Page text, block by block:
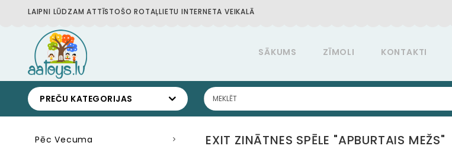
LAIPNI LŪDZAM ATTĪSTOŠO ROTAĻLIETU INTERNETA VEIKALĀ
SĀKUMS ZĪMOLI KONTAKTI
PREČU KATEGORIJAS
Pēc Vecuma
EXIT ZINĀTNES SPĒLE "APBURTAIS MEŽS"